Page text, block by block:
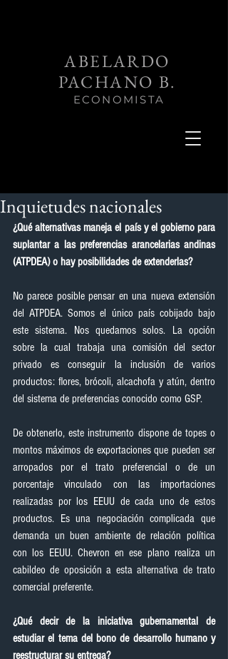
ABELARDO
PACHANO B.
ECONOMISTA
Inquietudes nacionales
¿Qué alternativas maneja el país y el gobierno para
suplantar a las preferencias arancelarias andinas
(ATPDEA) o hay posibilidades de extenderlas?
No parece posible pensar en una nueva extensión
del ATPDEA. Somos el único país cobijado bajo
este sistema. Nos quedamos solos. La opción
sobre la cual trabaja una comisión del sector
privado es conseguir la inclusión de varios
productos: flores, brócoli, alcachofa y atún, dentro
del sistema de preferencias conocido como GSP.
De obtenerlo, este instrumento dispone de topes o
montos máximos de exportaciones que pueden ser
arropados por el trato preferencial o de un
porcentaje vinculado con las importaciones
realizadas por los EEUU de cada uno de estos
productos. Es una negociación complicada que
demanda un buen ambiente de relación política
con los EEUU. Chevron en ese plano realiza un
cabildeo de oposición a esta alternativa de trato
comercial preferente.
¿Qué decir de la iniciativa gubernamental de
estudiar el tema del bono de desarrollo humano y
reestructurar su entrega?